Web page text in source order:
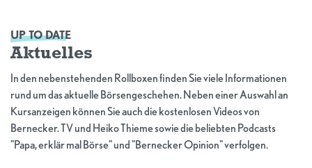
UP TO DATE
Aktuelles
In den nebenstehenden Rollboxen finden Sie viele Informationen
rund um das aktuelle Börsengeschehen. Neben einer Auswahl an
Kursanzeigen können Sie auch die kostenlosen Videos von
Bernecker. TV und Heiko Thieme sowie die beliebten Podcasts
"Papa, erklär mal Börse" und "Bernecker Opinion" verfolgen.